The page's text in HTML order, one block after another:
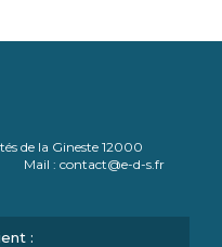
de la Gineste 12000
: contact@e-d-s.fr